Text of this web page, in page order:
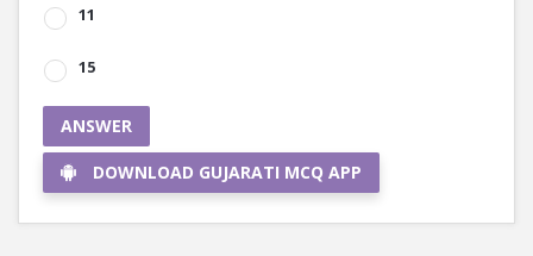
11
15
ANSWER
DOWNLOAD GUJARATI MCQ APP